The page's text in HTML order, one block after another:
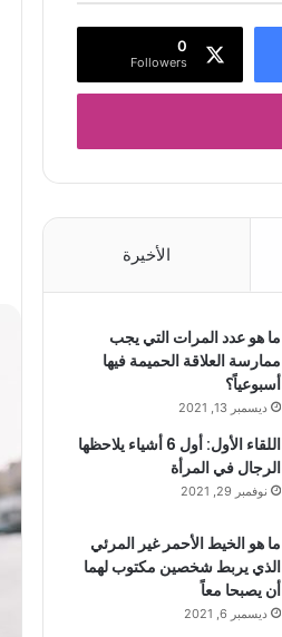
0
Followers
الأخيرة
ما هو عدد المرات التي يجب
ممارسة العلاقة الحميمة فيها
أسبوعياً؟
ديسمبر 13, 2021
اللقاء الأول: أول 6 أشياء يلاحظها
الرجال في المرأة
نوفمبر 29, 2021
ما هو الخيط الأحمر غير المرئي
الذي يربط شخصين مكتوب لهما
أن يصبحا معاً
ديسمبر 6, 2021